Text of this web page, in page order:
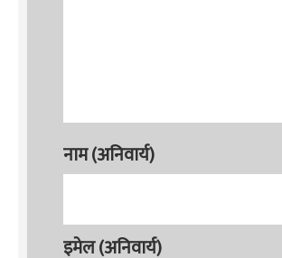
नाम (अनिवार्य)
इमेल (अनिवार्य)